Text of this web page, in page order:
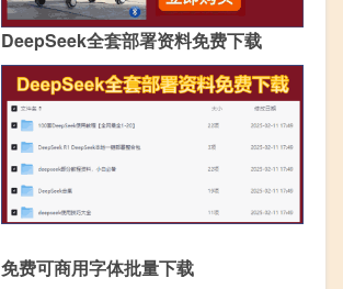
DeepSeek全套部署资料免费下载
免费可商用字体批量下载